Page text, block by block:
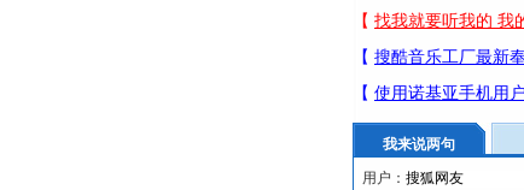
我来说两句
用户：